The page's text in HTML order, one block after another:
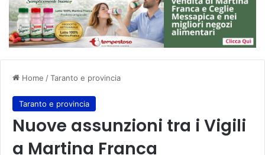
Home /Taranto e provincia
Taranto e provincia
Nuove assunzioni tra i Vigili
a Martina Franca